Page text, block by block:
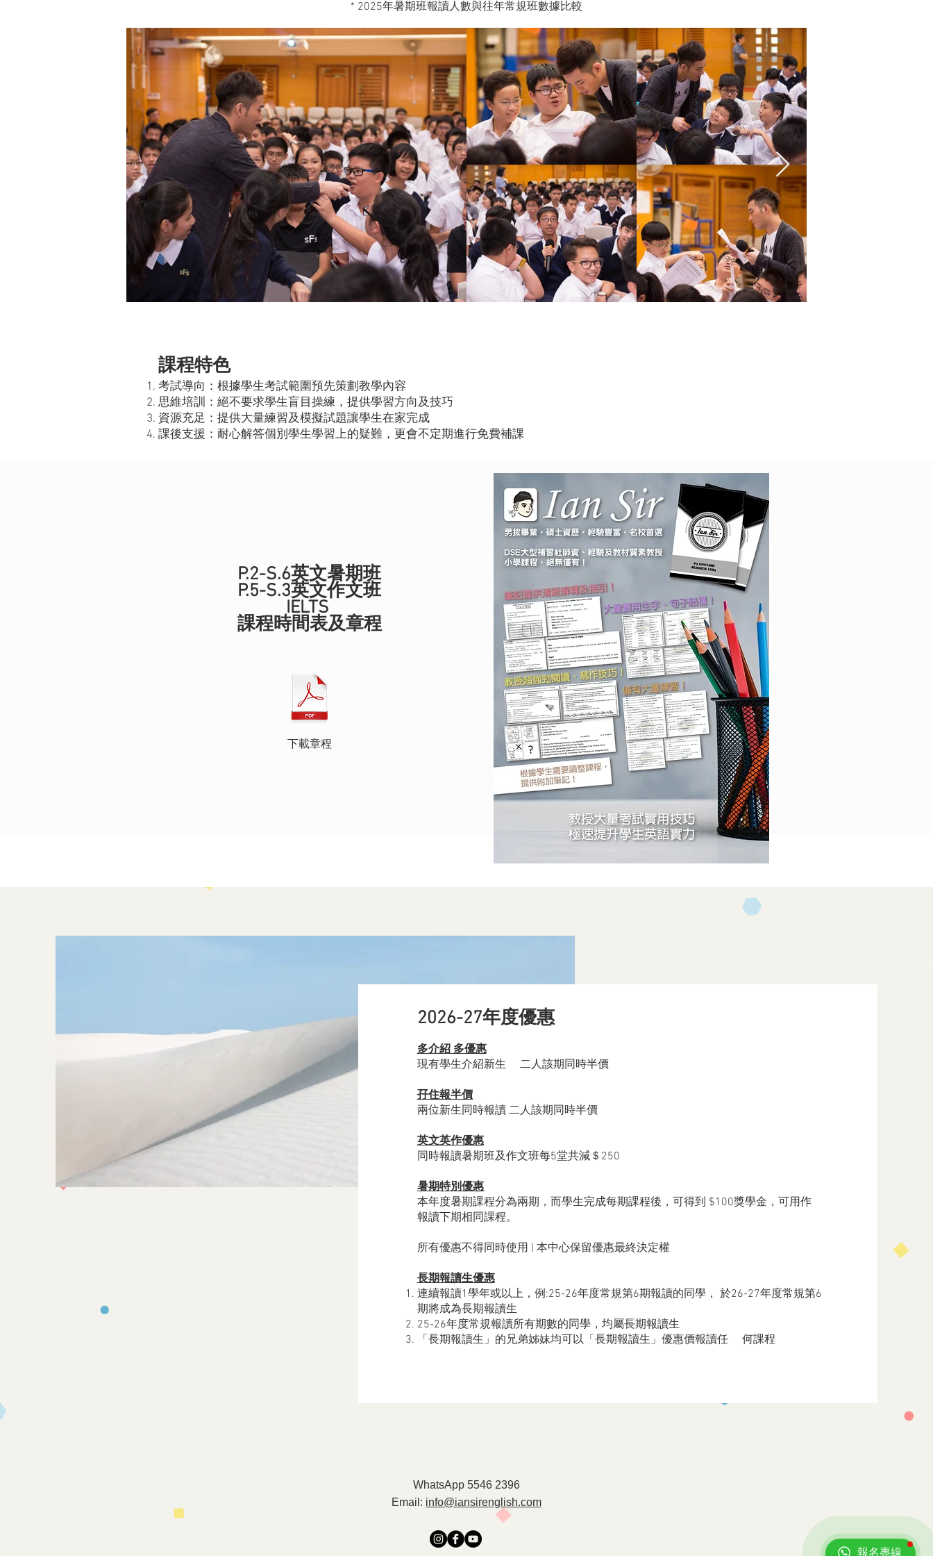
* 2025年暑期班報讀人數與往年常規班數據比較
課程特色
考試導向：根據學生考試範圍預先策劃教學內容
思維培訓：絕不要求學生盲目操練，提供學習方向及技巧
資源充足：提供大量練習及模擬試題讓學生在家完成
課後支援：耐心解答個別學生學習上的疑難，更會不定期進行免費補課
P.2-S.6英文暑期班
P.5-S.3英文作文班
IELTS
課程時間表及章程
下載章程
2026-27年度優惠
多介紹 多優惠
現有學生介紹新生 二人該期同時半價
孖住報半價
兩位新生同時報讀 二人該期同時半價
​英文英作優惠
同時報讀暑期班及作文班每5堂共減＄250
暑期特別優惠
本年度暑期課程分為兩期，而學生完成每期課程後，可得到 $100獎學金，可用作
報讀下期相同課程。
所有優惠不得同時使用 | 本中心保留優惠最終決定權
長期報讀生優惠
連續報讀1學年或以上，例:25-26年度常規第6期報讀的同學， 於26-27年度常規第6
期將成為長期報讀生
25-26年度常規報讀所有期數的同學，均屬長期報讀生
「長期報讀生」的兄弟姊妹均可以「長期報讀生」優惠價報讀任 何課程
WhatsApp 5546 2396
Email: info@iansirenglish.com